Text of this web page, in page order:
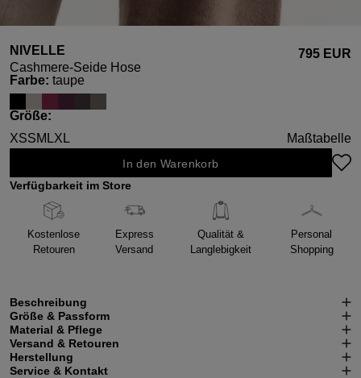
NIVELLE
Cashmere-Seide Hose
795 EUR
Farbeauswählen
: taupe
Größeauswählen
:
XSSM LXL Maßtabelle
In den Warenkorb
Verfügbarkeit im Store
Kostenlose
Retouren
Express
Versand
Qualität &
Langlebigkeit
Personal
Shopping
Beschreibung
Größe & Passform
Material & Pflege
Versand & Retouren
Herstellung
Service & Kontakt